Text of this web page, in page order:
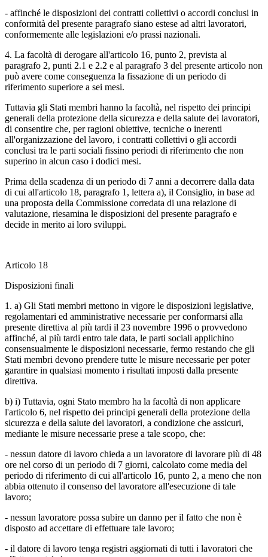
- affinché le disposizioni dei contratti collettivi o accordi conclusi in
conformità del presente paragrafo siano estese ad altri lavoratori,
conformemente alle legislazioni e/o prassi nazionali.
4. La facoltà di derogare all'articolo 16, punto 2, prevista al
paragrafo 2, punti 2.1 e 2.2 e al paragrafo 3 del presente articolo non
può avere come conseguenza la fissazione di un periodo di
riferimento superiore a sei mesi.
Tuttavia gli Stati membri hanno la facoltà, nel rispetto dei principi
generali della protezione della sicurezza e della salute dei lavoratori,
di consentire che, per ragioni obiettive, tecniche o inerenti
all'organizzazione del lavoro, i contratti collettivi o gli accordi
conclusi tra le parti sociali fissino periodi di riferimento che non
superino in alcun caso i dodici mesi.
Prima della scadenza di un periodo di 7 anni a decorrere dalla data
di cui all'articolo 18, paragrafo 1, lettera a), il Consiglio, in base ad
una proposta della Commissione corredata di una relazione di
valutazione, riesamina le disposizioni del presente paragrafo e
decide in merito ai loro sviluppi.
Articolo 18
Disposizioni finali
1. a) Gli Stati membri mettono in vigore le disposizioni legislative,
regolamentari ed amministrative necessarie per conformarsi alla
presente direttiva al più tardi il 23 novembre 1996 o provvedono
affinché, al più tardi entro tale data, le parti sociali applichino
consensualmente le disposizioni necessarie, fermo restando che gli
Stati membri devono prendere tutte le misure necessarie per poter
garantire in qualsiasi momento i risultati imposti dalla presente
direttiva.
b) i) Tuttavia, ogni Stato membro ha la facoltà di non applicare
l'articolo 6, nel rispetto dei principi generali della protezione della
sicurezza e della salute dei lavoratori, a condizione che assicuri,
mediante le misure necessarie prese a tale scopo, che:
- nessun datore di lavoro chieda a un lavoratore di lavorare più di 48
ore nel corso di un periodo di 7 giorni, calcolato come media del
periodo di riferimento di cui all'articolo 16, punto 2, a meno che non
abbia ottenuto il consenso del lavoratore all'esecuzione di tale
lavoro;
- nessun lavoratore possa subire un danno per il fatto che non è
disposto ad accettare di effettuare tale lavoro;
- il datore di lavoro tenga registri aggiornati di tutti i lavoratori che